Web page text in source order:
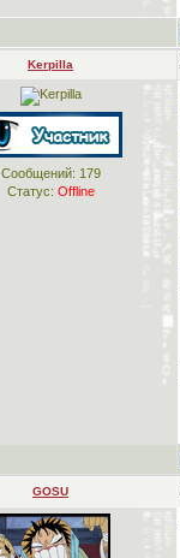
Kerpilla
Сообщений: 179
Статус: Offline
GOSU